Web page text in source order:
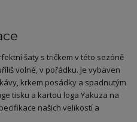
šaty s tričkem v této sezóně
volné, v pořádku. Je vybaven
krkem posádky a spadnutým
tisku a kartou loga Yakuza na
našich velikostí a